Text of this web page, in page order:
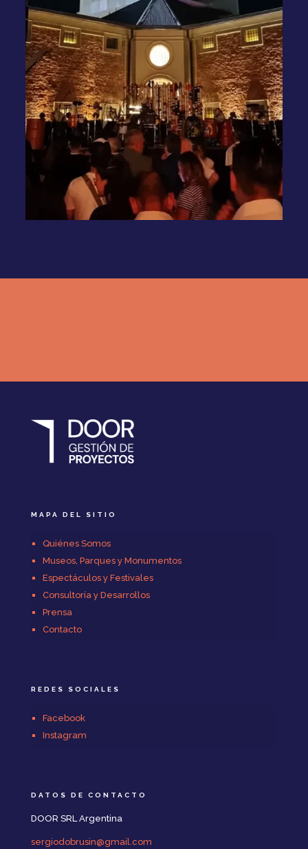
MAPA DEL SITIO
Quiénes Somos
Museos, Parques y Monumentos
Espectáculos y Festivales
Consultoría y Desarrollos
Prensa
Contacto
REDES SOCIALES
Facebook
Instagram
DATOS DE CONTACTO
DOOR SRL Argentina
sergiodobrusin@gmail.com